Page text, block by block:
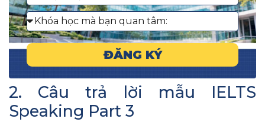
ĐĂNG KÝ
2. Câu trả lời mẫu IELTS
Speaking Part 3